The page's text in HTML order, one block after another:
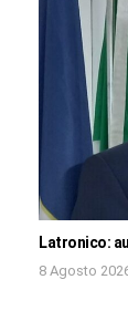
Latronico:
8 Agosto